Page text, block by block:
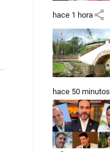
hace 1 hora share
hace 50 minutos